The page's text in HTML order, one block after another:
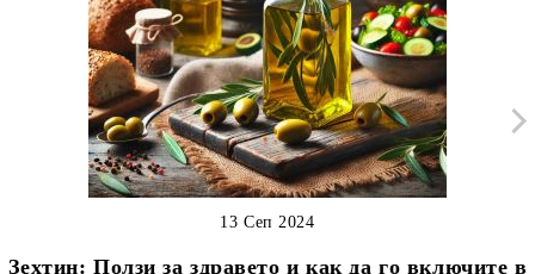
Зехтин: Ползи за здравето и как да го включите в
13 Сеп 2024